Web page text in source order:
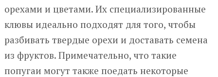
орехами и цветами. Их специализированные
клювы идеально подходят для того, чтобы
разбивать твердые орехи и доставать семена
из фруктов. Примечательно, что такие
попугаи могут также поедать некоторые